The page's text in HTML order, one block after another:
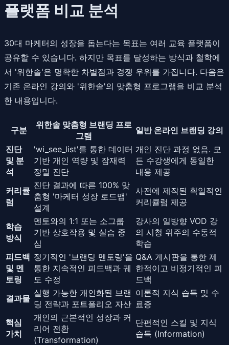
플랫폼 비교 분석
30대 마케터의 성장을 돕는다는 목표는 여러 교육 플랫폼이
공유할 수 있습니다. 하지만 목표를 달성하는 방식과 철학에
서 '위한솔'은 명확한 차별점과 경쟁 우위를 가집니다. 다음은
기존 온라인 강의와 '위한솔'의 맞춤형 프로그램을 비교 분석
한 내용입니다.
구분
위한솔 맞춤형 브랜딩 프로
그램
일반 온라인 브랜딩 강의
진단
및 분
석
'wi_see_list'를 통한 데이터
기반 개인 역량 및 잠재력
정밀 진단
개인 진단 과정 없음. 모
든 수강생에게 동일한
내용 제공
커리큘
럼
진단 결과에 따른 100% 맞
춤형 '마케터 성장 로드맵'
설계
사전에 제작된 획일적인
커리큘럼 제공
학습
방식
멘토와의 1:1 또는 소그룹
기반 상호작용 및 실습 중
심
강사의 일방향 VOD 강
의 시청 위주의 수동적
학습
피드백
및 멘
토링
정기적인 '브랜딩 멘토링'을
통한 지속적인 피드백과 궤
도 수정
Q&A 게시판을 통한 제
한적이고 비정기적인 피
드백
결과물
실행 가능한 개인화된 브랜
딩 전략과 포트폴리오 자산
이론적 지식 습득 및 수
료증
핵심
가치
개인의 근본적인 성장과 커
리어 전환
(Transformation)
단편적인 스킬 및 지식
습득 (Information)